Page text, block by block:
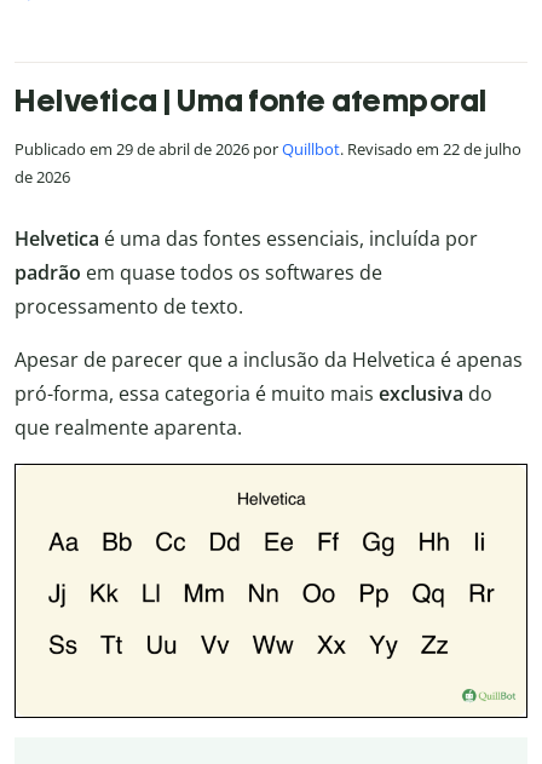
Helvetica | Uma fonte atemporal
Publicado em 29 de abril de 2026 porQuillbot. Revisado em 22 de julho
de 2026
Helvetica é uma das fontes essenciais, incluída por
padrão em quase todos os softwares de
processamento de texto.
Apesar de parecer que a inclusão da Helvetica é apenas
pró-forma, essa categoria é muito mais exclusiva do
que realmente aparenta.